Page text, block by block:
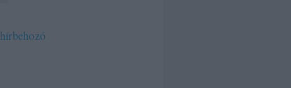
hírbehozó